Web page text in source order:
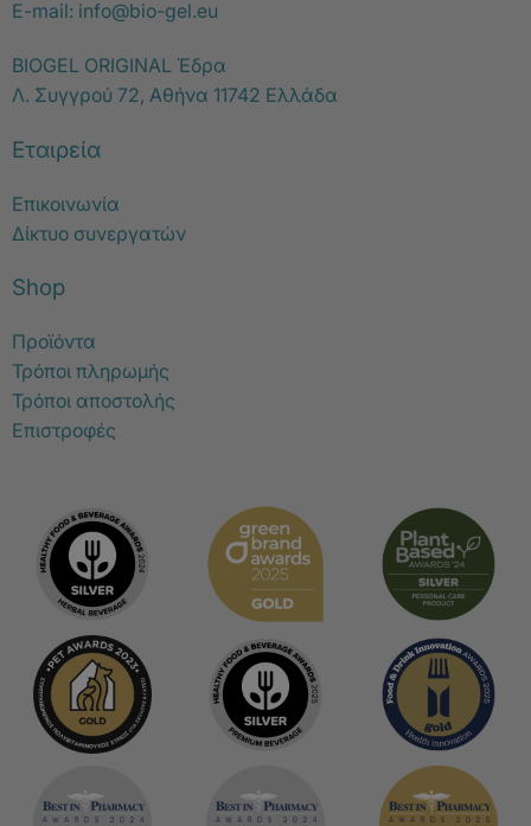
E-mail: info@bio-gel.eu
BIOGEL ORIGINAL Έδρα
Λ. Συγγρού 72, Αθήνα 11742 Ελλάδα
Εταιρεία
Επικοινωνία
Δίκτυο συνεργατών
Shop
Προϊόντα
Τρόποι πληρωμής
Τρόποι αποστολής
Επιστροφές